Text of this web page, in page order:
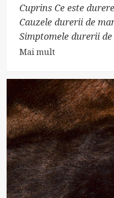
Cuprins Ce este
Cauzele durerii de
Simptomele durerii
Mai multRead
about
Durerea
de
mana
din
umar:
cauze,
simptome
și
tratament.